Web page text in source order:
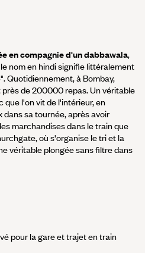
en compagnie d'un dabbawala,
nom en hindi signifie littéralement
Quotidiennement, à Bombay,
de 200000 repas. Un véritable
que l'on vit de l'intérieur, en
sa tournée, après avoir
marchandises dans le train que
où s'organise le tri et la
véritable plongée sans filtre dans
pour la gare et trajet en train